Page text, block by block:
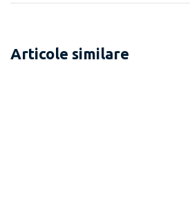
Articole similare